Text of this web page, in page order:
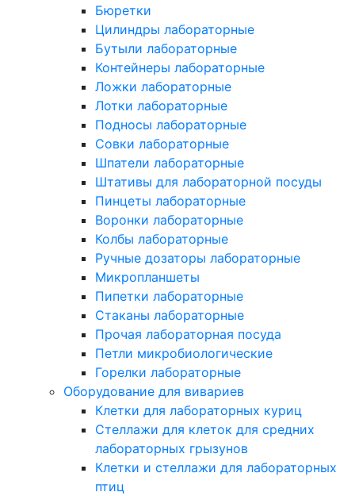
Бюретки
Цилиндры лабораторные
Бутыли лабораторные
Контейнеры лабораторные
Ложки лабораторные
Лотки лабораторные
Подносы лабораторные
Совки лабораторные
Шпатели лабораторные
Штативы для лабораторной посуды
Пинцеты лабораторные
Воронки лабораторные
Колбы лабораторные
Ручные дозаторы лабораторные
Микропланшеты
Пипетки лабораторные
Стаканы лабораторные
Прочая лабораторная посуда
Петли микробиологические
Горелки лабораторные
Оборудование для вивариев
Клетки для лабораторных куриц
Стеллажи для клеток для средних
лабораторных грызунов
Клетки и стеллажи для лабораторных
птиц